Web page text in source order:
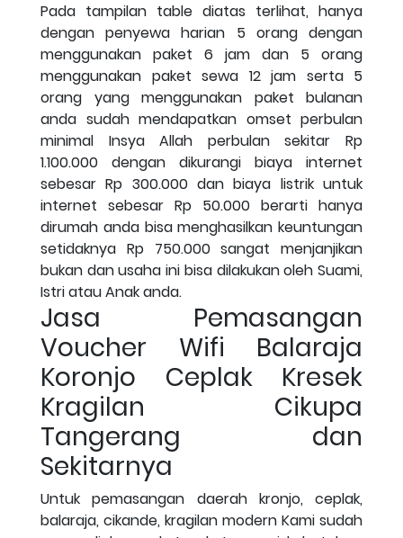
Pada tampilan table diatas terlihat, hanya
dengan penyewa harian 5 orang dengan
menggunakan paket 6 jam dan 5 orang
menggunakan paket sewa 12 jam serta 5
orang yang menggunakan paket bulanan
anda sudah mendapatkan omset perbulan
minimal Insya Allah perbulan sekitar Rp
1.100.000 dengan dikurangi biaya internet
sebesar Rp 300.000 dan biaya listrik untuk
internet sebesar Rp 50.000 berarti hanya
dirumah anda bisa menghasilkan keuntungan
setidaknya Rp 750.000 sangat menjanjikan
bukan dan usaha ini bisa dilakukan oleh Suami,
Istri atau Anak anda.
Jasa Pemasangan
Voucher Wifi Balaraja
Koronjo Ceplak Kresek
Kragilan Cikupa
Tangerang dan
Sekitarnya
Untuk pemasangan daerah kronjo, ceplak,
balaraja, cikande, kragilan modern Kami sudah